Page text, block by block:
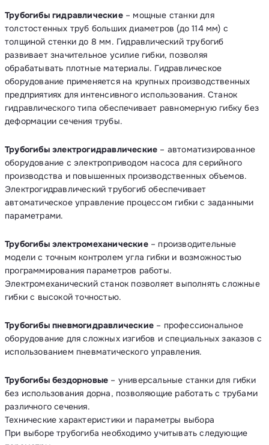
Трубогибы гидравлические– мощные станки для
толстостенных труб больших диаметров (до 114 мм) с
толщиной стенки до 8 мм. Гидравлический трубогиб
развивает значительное усилие гибки, позволяя
обрабатывать плотные материалы. Гидравлическое
оборудование применяется на крупных производственных
предприятиях для интенсивного использования. Станок
гидравлического типа обеспечивает равномерную гибку без
деформации сечения трубы.
Трубогибы электрогидравлические – автоматизированное
оборудование с электроприводом насоса для серийного
производства и повышенных производственных объемов.
Электрогидравлический трубогиб обеспечивает
автоматическое управление процессом гибки с заданными
параметрами.
Трубогибы электромеханические– производительные
модели с точным контролем угла гибки и возможностью
программирования параметров работы.
Электромеханический станок позволяет выполнять сложные
гибки с высокой точностью.
Трубогибы пневмогидравлические – профессиональное
оборудование для сложных изгибов и специальных заказов с
использованием пневматического управления.
Трубогибы бездорновые – универсальные станки для гибки
без использования дорна, позволяющие работать с трубами
различного сечения.
Технические характеристики и параметры выбора
При выборе трубогиба необходимо учитывать следующие